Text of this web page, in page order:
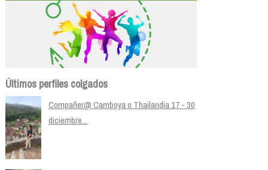
Últimos perfiles colgados
Compañer@ Camboya o Thailandia 17 - 30
diciembre...